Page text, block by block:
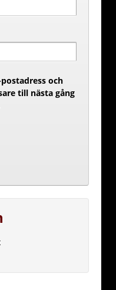
och
till nästa gång